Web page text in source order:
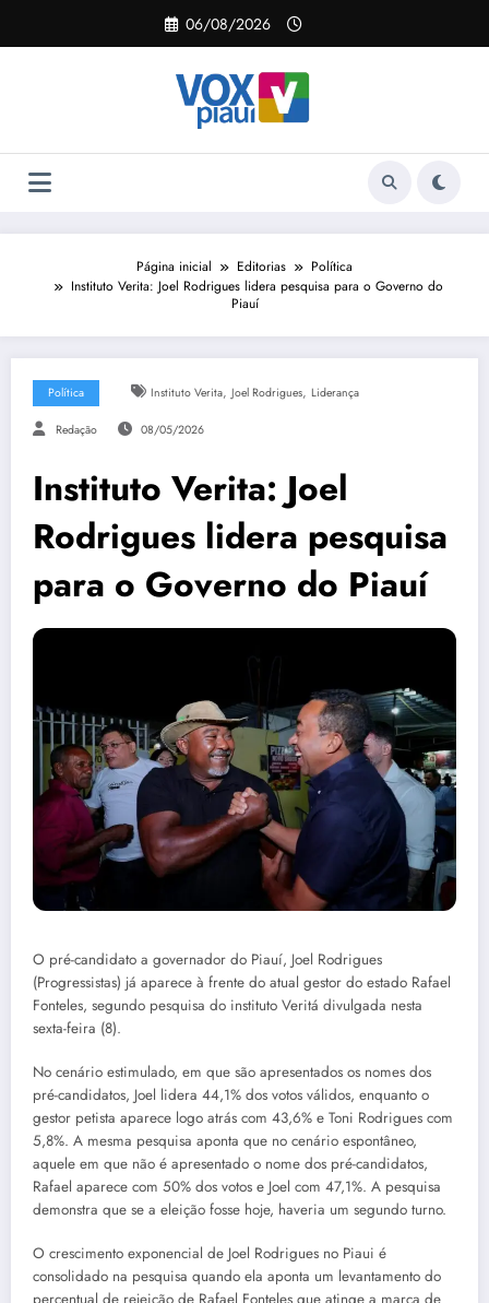
o
06/08/2026
Página inicial Editorias
Política
Instituto Verita: Joel Rodrigues lidera pesquisa para o Governo do
Piauí
Política Instituto Verita, Joel Rodrigues, Liderança
Redação 08/05/2026
Instituto Verita: Joel
Rodrigues lidera pesquisa
para o Governo do Piauí
O pré-candidato a governador do Piauí, Joel Rodrigues
(Progressistas) já aparece à frente do atual gestor do estado Rafael
Fonteles, segundo pesquisa do instituto Veritá divulgada nesta
sexta-feira (8).
No cenário estimulado, em que são apresentados os nomes dos
pré-candidatos, Joel lidera 44,1% dos votos válidos, enquanto o
gestor petista aparece logo atrás com 43,6% e Toni Rodrigues com
5,8%. A mesma pesquisa aponta que no cenário espontâneo,
aquele em que não é apresentado o nome dos pré-candidatos,
Rafael aparece com 50% dos votos e Joel com 47,1%. A pesquisa
demonstra que se a eleição fosse hoje, haveria um segundo turno.
O crescimento exponencial de Joel Rodrigues no Piaui é
consolidado na pesquisa quando ela aponta um levantamento do